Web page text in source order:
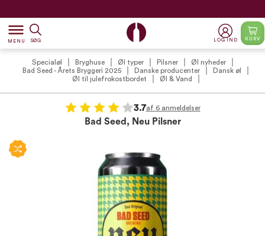
dehaze
MENU SØG LOG IND KURV
Specialøl Bryghuse Øl typer Pilsner
Øl nyheder
Bad Seed - Årets Bryggeri 2025
Danske producenter
Dansk øl
Øl til julefrokostbordet
Øl & Vand
3.7af 6 anmeldelser
Bad Seed, Neu Pilsner